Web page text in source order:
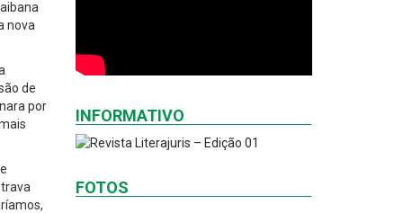
nova
de
por
INFORMATIVO
FOTOS